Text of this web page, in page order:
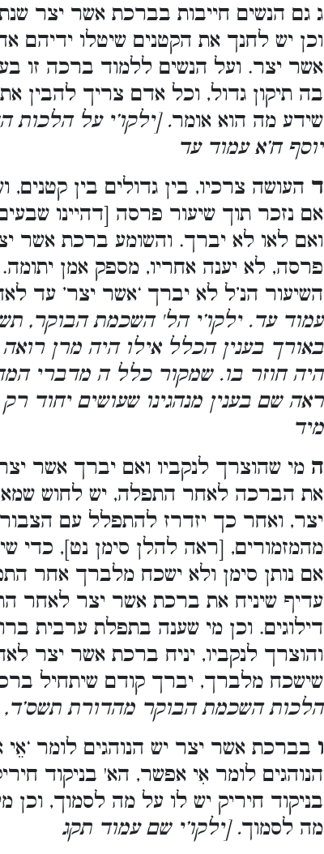
ג גם הנשים חייבות בברכת אשר יצר
וכן יש לחנך את הקטנים שיטלו ידיהם
אשר יצר. ועל הנשים ללמוד ברכה זו
בה תיקון גדול, וכל אדם צריך להבין
שידע מה הוא אומר. [ילקו’י על
יוסף ח’א עמוד עד
ד העושה צרכיו, בין גדולים בין
אם נזכר תוך שיעור פרסה [דהיינו
ואם לאו לא יברך. והשומע ברכת אשר
פרסה, לא יענה אחריו, מספק אמן
השיעור הנ’ל לא יברך ‘אשר יצר’ עד
עמוד עד. ילקו’י הל' השכמת הבוקר,
באורך בענין הכלל אילו היה מרן
היה חוזר בו. שמקור כלל ה מדברי
ראה שם בענין מנהגינו שעושים יחוד
מיד
ה מי שהוצרך לנקביו ואם יברך אשר
את הברכה לאחר התפלה, יש לחוש
יצר, ואחר כך יזדרז להתפלל עם
מהמזמורים, [ראה להלן סימן נט], כדי
אם נותן סימן ולא ישכח מלברך אחר
עדיף שיניח את ברכת אשר יצר לאחר
דילוגים. וכן מי שענה בתפלת ערבית
והוצרך לנקביו, יניח ברכת אשר יצר
שישכח מלברך, יברך קודם שיתחיל
הלכות השכמת הבוקר מהדורת
ו בברכת אשר יצר יש הנוהגים לומר ‘אֵי
הנוהגים לומר אִי אפשר, הא' בניקוד
בניקוד חיריק יש לו על מה לסמוך, וכן
מה לסמוך. [ילקו’י שם עמוד תקג